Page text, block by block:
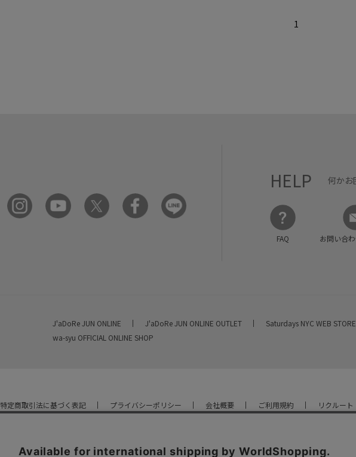
1
HELP 何かお
FAQ お問い合
J'aDoRe JUN ONLINE J'aDoRe JUN ONLINE OUTLET Saturdays NYC WEB STORE
wa-syu OFFICIAL ONLINE SHOP
特定商取引法に基づく表記 プライバシーポリシー 会社概要 ご利用規約 リクルート